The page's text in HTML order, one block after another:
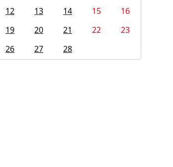
12 13 14 15
16
19 20 21 22
23
26 27 28